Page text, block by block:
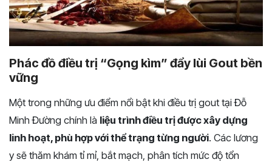
Phác đồ điều trị “Gọng kìm” đẩy lùi Gout bền
vững
Một trong những ưu điểm nổi bật khi điều trị gout tại Đỗ
Minh Đường chính là liệu trình điều trị được xây dựng
linh hoạt, phù hợp với thể trạng từng người. Các lương
y sẽ thăm khám tỉ mỉ, bắt mạch, phân tích mức độ tổn